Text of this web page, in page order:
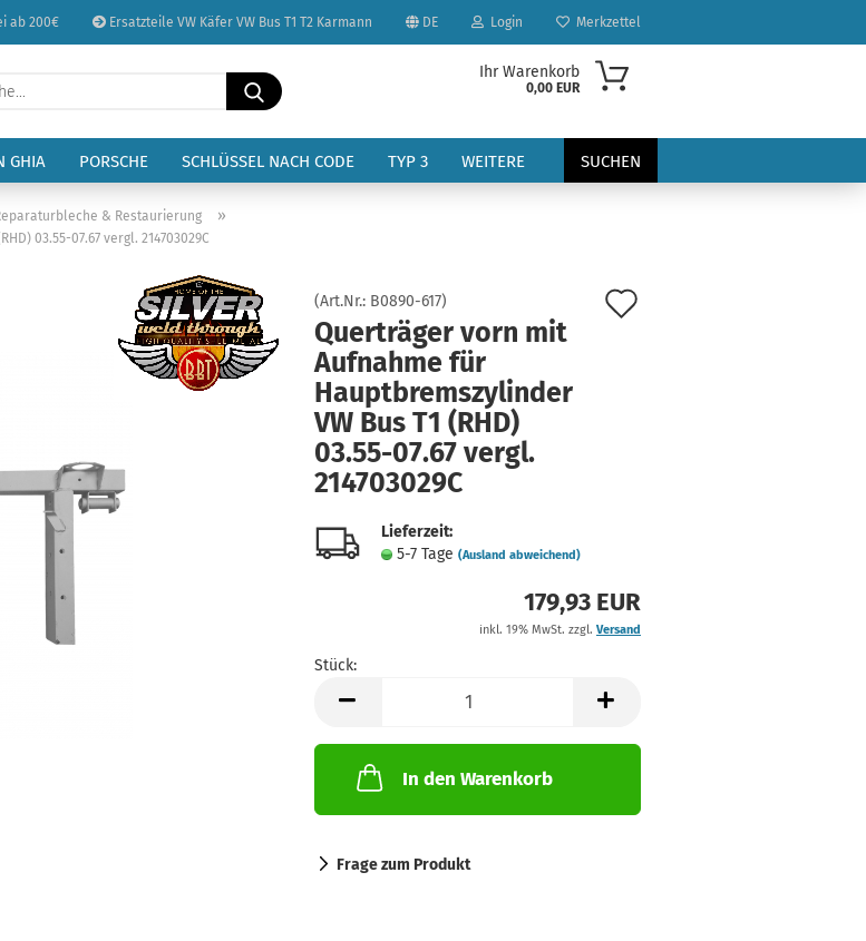
ab 200€ Ersatzteile VW Käfer VW Bus T1 T2 Karmann DE
Sprache auswählen
Lieferland
Login
Konto erstellen
Passwort vergessen?
Merkzettel
Suche...
Ihr Warenkorb
0,00 EUR
GHIA PORSCHE SCHLÜSSEL NACH CODE TYP 3 SUCHEN
WEITERE
& Restaurierung »
03.55-07.67 vergl. 214703029C
(Art.Nr.: B0890-617)
Querträger vorn mit
Aufnahme für
Hauptbremszylinder
VW Bus T1 (RHD)
03.55-07.67 vergl.
214703029C
Lieferzeit:
5-7 Tage (Ausland abweichend)
179,93 EUR
inkl. 19% MwSt. zzgl. Versand
Stück:
Stück
In den Warenkorb
Frage zum Produkt